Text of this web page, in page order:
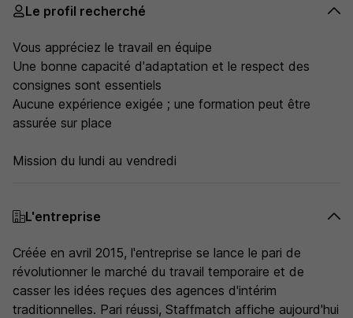
Le profil recherché
Vous appréciez le travail en équipe
Une bonne capacité d'adaptation et le respect des
consignes sont essentiels
Aucune expérience exigée ; une formation peut être
assurée sur place
Mission du lundi au vendredi
L'entreprise
Créée en avril 2015, l'entreprise se lance le pari de
révolutionner le marché du travail temporaire et de
casser les idées reçues des agences d'intérim
traditionnelles. Pari réussi, Staffmatch affiche aujourd'hui